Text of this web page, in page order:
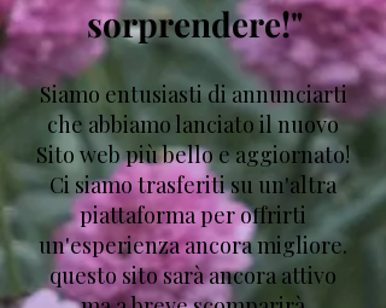
sorprendere!"
Siamo entusiasti di annunciarti
che abbiamo lanciato il nuovo
Sito web più bello e aggiornato!
Ci siamo trasferiti su un'altra
piattaforma per offrirti
un'esperienza ancora migliore.
questo sito sarà ancora attivo